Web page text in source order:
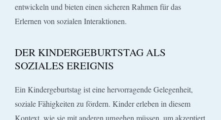
entwickeln und bieten einen sicheren Rahmen für das
Erlernen von sozialen Interaktionen.
DER KINDERGEBURTSTAG ALS
SOZIALES EREIGNIS
Ein Kindergeburtstag ist eine hervorragende Gelegenheit,
soziale Fähigkeiten zu fördern. Kinder erleben in diesem
Kontext, wie sie mit anderen umgehen müssen, um akzeptiert